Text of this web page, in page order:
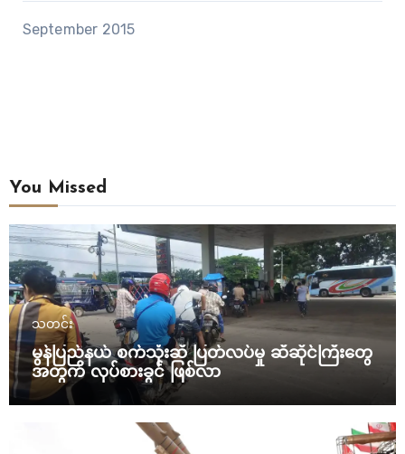
September 2015
You Missed
သတင်း
မွန်ပြည်နယ် စက်သုံးဆီ ပြတ်လပ်မှု ဆီဆိုင်ကြီးတွေ
အတွက် လုပ်စားခွင် ဖြစ်လာ